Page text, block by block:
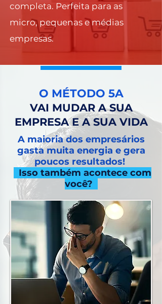
completa. Perfeita para as
micro, pequenas e médias
empresas.
O MÉTODO 5A
VAI MUDAR A SUA
EMPRESA E A SUA VIDA
A maioria dos empresários
gasta muita energia e gera
poucos resultados!
Isso também acontece com
você?